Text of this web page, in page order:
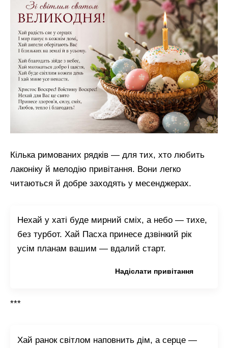
Кілька римованих рядків — для тих, хто любить
лаконіку й мелодію привітання. Вони легко
читаються й добре заходять у месенджерах.
Нехай у хаті буде мирний сміх, а небо — тихе,
без турбот. Хай Пасха принесе дзвінкий рік
усім планам вашим — вдалий старт.
Надіслати привітання
***
Хай ранок світлом наповнить дім, а серце —